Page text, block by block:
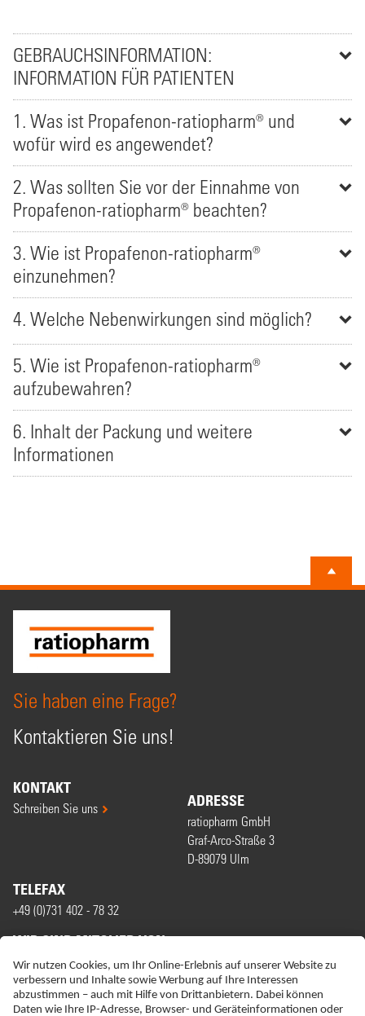
GEBRAUCHSINFORMATION:
INFORMATION FÜR PATIENTEN
1. Was ist Propafenon-ratiopharm® und
wofür wird es angewendet?
2. Was sollten Sie vor der Einnahme von
Propafenon-ratiopharm® beachten?
3. Wie ist Propafenon-ratiopharm®
einzunehmen?
4. Welche Nebenwirkungen sind möglich?
5. Wie ist Propafenon-ratiopharm®
aufzubewahren?
6. Inhalt der Packung und weitere
Informationen
Sie haben eine Frage?
Kontaktieren Sie uns!
KONTAKT
Schreiben Sie uns ADRESSE
ratiopharm GmbH
Graf-Arco-Straße 3
D-89079 Ulm
TELEFAX
+49 (0)731 402 - 78 32
WIR SIND MITGLIED VON